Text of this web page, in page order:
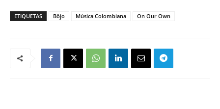
ETIQUETAS Böjo Música Colombiana On Our Own